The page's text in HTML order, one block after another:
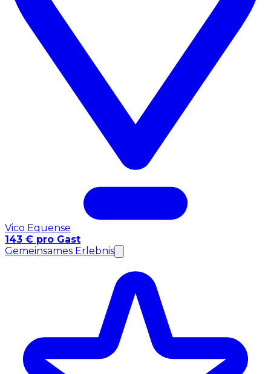
Vico Equense
143 € pro Gast
Gemeinsames Erlebnis